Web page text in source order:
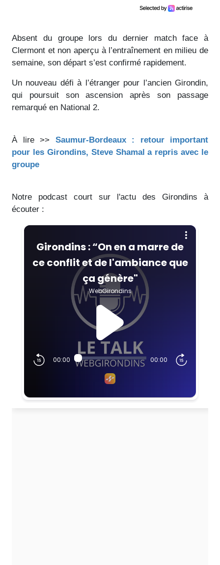
Absent du groupe lors du dernier match face à
Clermont et non aperçu à l’entraînement en milieu de
semaine, son départ s’est confirmé rapidement.
Un nouveau défi à l’étranger pour l’ancien Girondin,
qui poursuit son ascension après son passage
remarqué en National 2.
À lire >> Saumur-Bordeaux : retour important
pour les Girondins, Steve Shamal a repris avec le
groupe
Notre podcast court sur l'actu des Girondins à
écouter :